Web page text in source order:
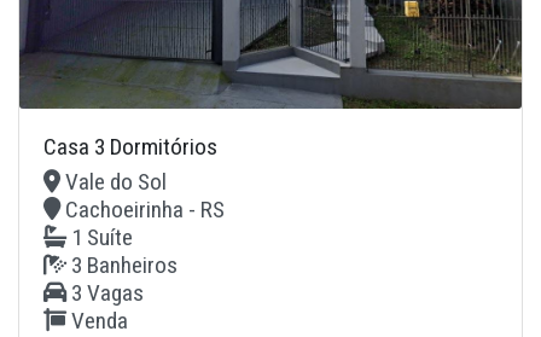
Casa 3 Dormitórios
Vale do Sol
Cachoeirinha - RS
1 Suíte
3 Banheiros
3 Vagas
Venda